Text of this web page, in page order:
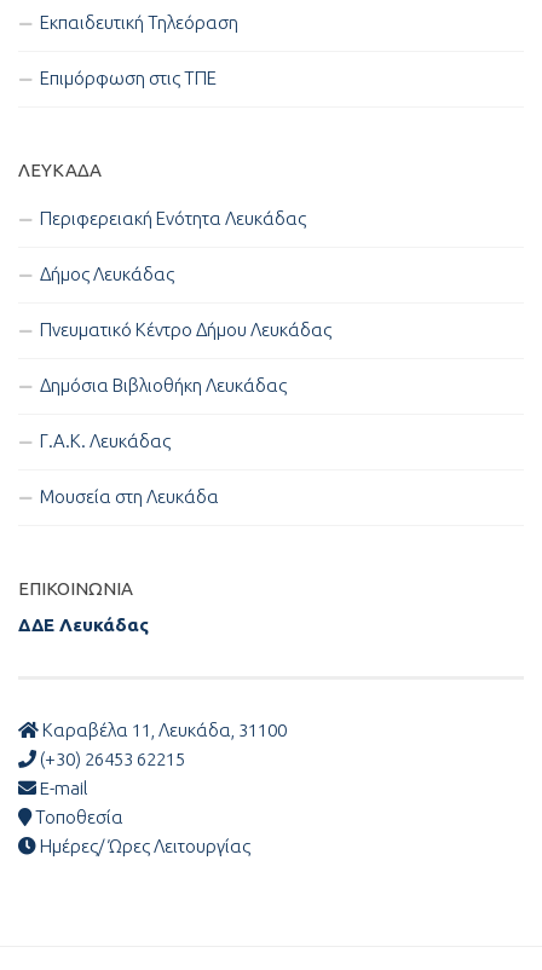
Εκπαιδευτική Τηλεόραση
Επιμόρφωση στις ΤΠΕ
ΛΕΥΚΑΔΑ
Περιφερειακή Ενότητα Λευκάδας
Δήμος Λευκάδας
Πνευματικό Κέντρο Δήμου Λευκάδας
Δημόσια Βιβλιοθήκη Λευκάδας
Γ.Α.Κ. Λευκάδας
Μουσεία στη Λευκάδα
ΕΠΙΚΟΙΝΩΝΊΑ
ΔΔΕ Λευκάδας
Καραβέλα 11, Λευκάδα, 31100
(+30) 26453 62215
E-mail
Τοποθεσία
Ημέρες/ Ώρες Λειτουργίας